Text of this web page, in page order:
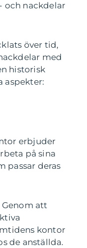
och nackdelar
över tid,
med
historisk
aspekter:
erbjuder
på sina
passar deras
att
kontor
de anställda.